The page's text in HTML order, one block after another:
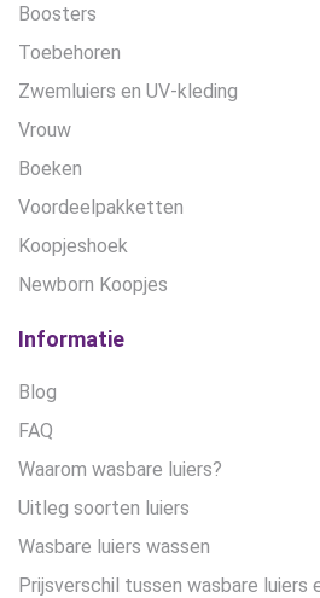
Boosters
Toebehoren
Zwemluiers en UV-kleding
Vrouw
Boeken
Voordeelpakketten
Koopjeshoek
Newborn Koopjes
Informatie
Blog
FAQ
Waarom wasbare luiers?
Uitleg soorten luiers
Wasbare luiers wassen
Prijsverschil tussen wasbare luiers